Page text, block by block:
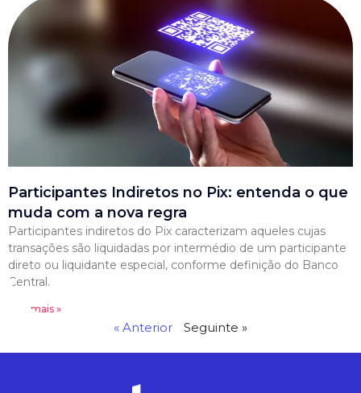
Participantes Indiretos no Pix: entenda o que
muda com a nova regra
Participantes indiretos do Pix caracterizam aqueles cujas
transações são liquidadas por intermédio de um participante
direto ou liquidante especial, conforme definição do Banco
Central.
Leia mais »
« Anterior Seguinte »